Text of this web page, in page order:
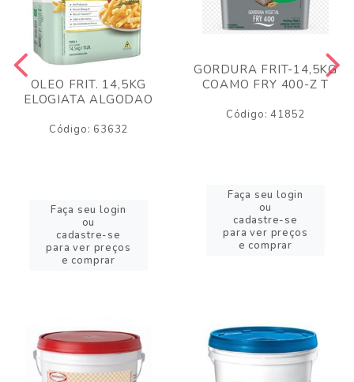
OLEO FRIT. 14,5KG
ELOGIATA ALGODAO
Código: 63632
Faça seu login
ou
cadastre-se
para ver preços
e comprar
GORDURA FRIT-14,5KG
COAMO FRY 400-Z T
Código: 41852
Faça seu login
ou
cadastre-se
para ver preços
e comprar